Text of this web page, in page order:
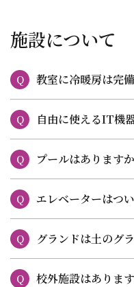
施設について
Q 教室に冷暖房は完
Q 自由に使えるIT機
Q プールはあります
Q エレベーターはつ
Q グランドは土のグ
Q 校外施設はありま